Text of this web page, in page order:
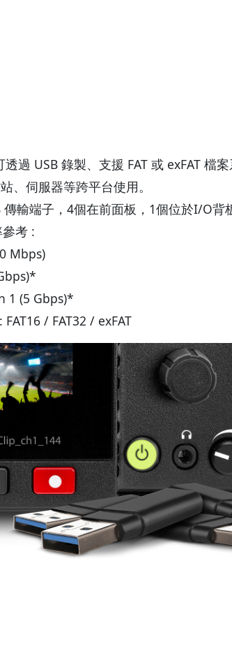
過 USB 錄製、支援 FAT 或 exFAT 檔
、伺服器等跨平台使用。
傳輸端子，4個在前面板，1個位於I/O背
考 :
Mbps)
1 (5 Gbps)*
FAT16 / FAT32 / exFAT